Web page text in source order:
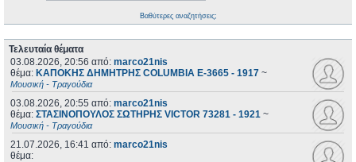
Βαθύτερες αναζητήσεις;
Τελευταία θέματα
03.08.2026, 20:56 από: marco21nis
θέμα: ΚΑΠΟΚΗΣ ΔΗΜΗΤΡΗΣ COLUMBIA E-3665 - 1917 ~
Μουσική - Τραγούδια
03.08.2026, 20:55 από: marco21nis
θέμα: ΣΤΑΣΙΝΟΠΟΥΛΟΣ ΣΩΤΗΡΗΣ VICTOR 73281 - 1921 ~
Μουσική - Τραγούδια
21.07.2026, 16:41 από: marco21nis
θέμα: